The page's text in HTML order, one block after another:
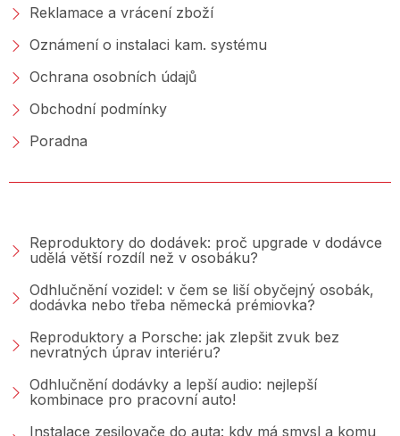
Reklamace a vrácení zboží
Oznámení o instalaci kam. systému
Ochrana osobních údajů
Obchodní podmínky
Poradna
Reproduktory do dodávek: proč upgrade v dodávce
udělá větší rozdíl než v osobáku?
Odhlučnění vozidel: v čem se liší obyčejný osobák,
dodávka nebo třeba německá prémiovka?
Reproduktory a Porsche: jak zlepšit zvuk bez
nevratných úprav interiéru?
Odhlučnění dodávky a lepší audio: nejlepší
kombinace pro pracovní auto!
Instalace zesilovače do auta: kdy má smysl a komu